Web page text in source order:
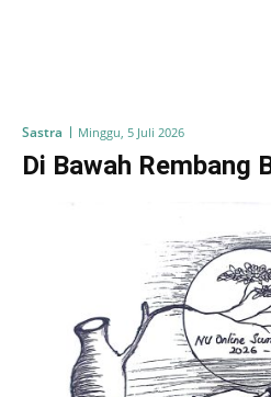
Sastra Minggu, 5 Juli 2026
Di Bawah Rembang